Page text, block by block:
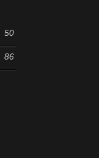
50
86